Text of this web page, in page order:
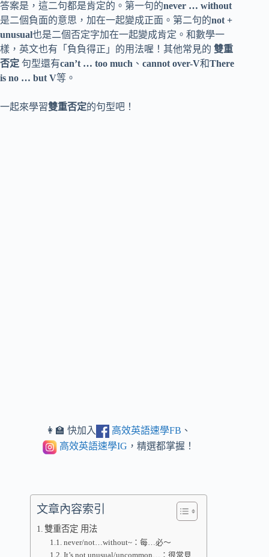
答案是，這二句都是肯定的。第一句的never … without
是二個負面的意思，加在一起變成正面。第二句的not +
unusual也是二個否定字加在一起變成肯定。和數學一
樣，英文也有「負負得正」的用法喔！其他常見的 雙重
否定 句型還有can’t … too much 、 cannot over-V和There
is no … but V等。
一起來學習雙重否定的句型吧！
👩‍🏫 快加入 高效英語速學FB 、
高效英語速學IG ，精選都掌握！
文章內容索引
雙重否定 用法
never/not…without~：每…必～
It’s not unusual/uncommon…：很常見